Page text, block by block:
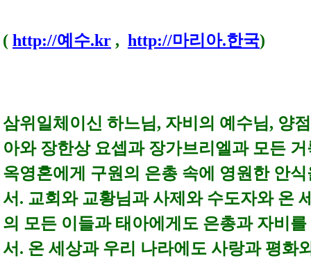
( http://예수.kr , http://마리아.한국)
삼위일체이신 하느님, 자비의 예수님, 양
아와 장한상 요셉과 장가브리엘과 모든
옥영혼에게 구원의 은총 속에 영원한 안
서. 교회와 교황님과 사제와 수도자와 온
의 모든 이들과 태아에게도 은총과 자비
서. 온 세상과 우리 나라에도 사랑과 평화